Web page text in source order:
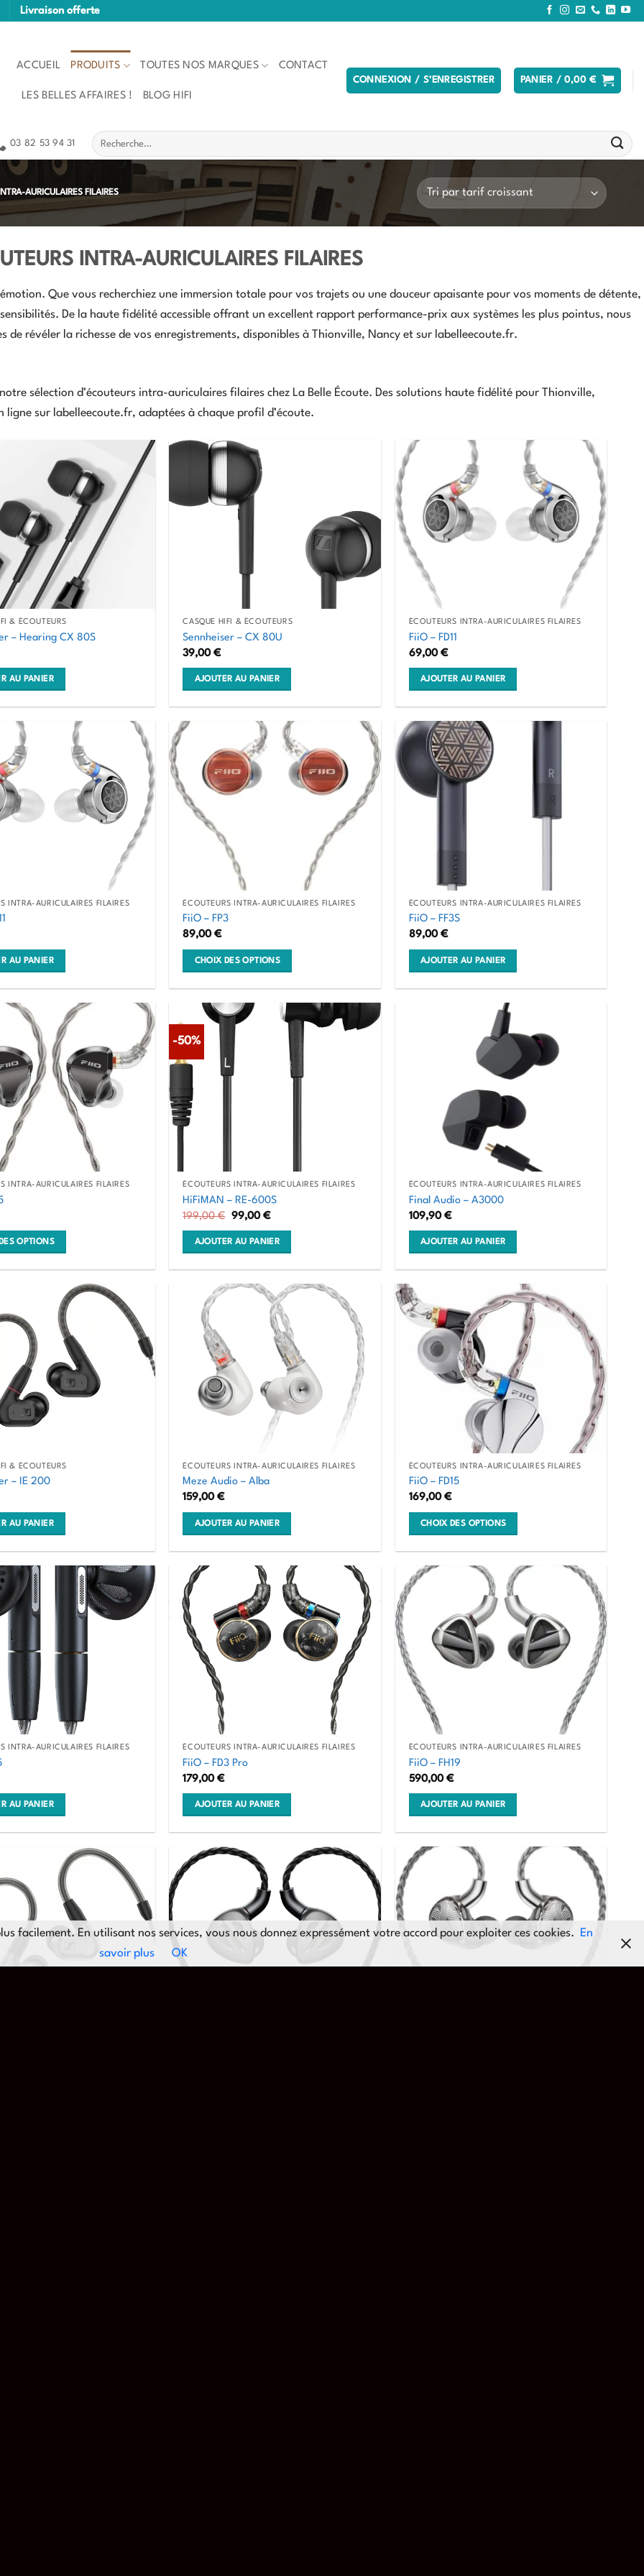
Livraison offerte
ACCUEIL PRODUITS TOUTES NOS MARQUES CONTACT
LES BELLES AFFAIRES ! BLOG HIFI
CONNEXION / S’ENREGISTRER PANIER /0,00 €
03 82 53 94 31
Recherche
pour :
AURICULAIRES FILAIRES
INTRA-AURICULAIRES FILAIRES
Que vous recherchiez une immersion totale pour vos trajets ou une douceur apaisante pour vos moments de détente,
De la haute fidélité accessible offrant un excellent rapport performance-prix aux systèmes les plus pointus, nous
de révéler la richesse de vos enregistrements, disponibles à Thionville, Nancy et sur labelleecoute.fr.
sélection d’écouteurs intra-auriculaires filaires chez La Belle Écoute. Des solutions haute fidélité pour Thionville,
ligne sur labelleecoute.fr, adaptées à chaque profil d’écoute.
& ÉCOUTEURS
– Hearing CX 80S
AU PANIER
CASQUE HIFI & ÉCOUTEURS
Sennheiser – CX 80U
39,00€
AJOUTER AU PANIER
ÉCOUTEURS INTRA-AURICULAIRES FILAIRES
FiiO – FD11
69,00 €
AJOUTER AU PANIER
INTRA-AURICULAIRES FILAIRES
AU PANIER
ÉCOUTEURS INTRA-AURICULAIRES FILAIRES
FiiO – FP3
89,00€
CHOIX DES OPTIONS
plusieurs
variations.
Les
options
peuvent
être
choisies
page
du
produit
ÉCOUTEURS INTRA-AURICULAIRES FILAIRES
FiiO – FF3S
89,00 €
AJOUTER AU PANIER
INTRA-AURICULAIRES FILAIRES
OPTIONS
-50%
ÉCOUTEURS INTRA-AURICULAIRES FILAIRES
HiFiMAN – RE-600S
199,00€
Le
initial
était :
99,00€Le
actuel
est :
AJOUTER AU PANIER
ÉCOUTEURS INTRA-AURICULAIRES FILAIRES
Final Audio – A3000
109,90 €
AJOUTER AU PANIER
& ÉCOUTEURS
– IE 200
AU PANIER
ÉCOUTEURS INTRA-AURICULAIRES FILAIRES
Meze Audio – Alba
159,00€
AJOUTER AU PANIER
ÉCOUTEURS INTRA-AURICULAIRES FILAIRES
FiiO – FD15
169,00 €
CHOIX DES OPTIONS
a
plusieurs
variations.
options
peuvent
être
choisies
page
du
produit
INTRA-AURICULAIRES FILAIRES
AU PANIER
ÉCOUTEURS INTRA-AURICULAIRES FILAIRES
FiiO – FD3 Pro
179,00€
AJOUTER AU PANIER
ÉCOUTEURS INTRA-AURICULAIRES FILAIRES
FiiO – FH19
590,00 €
AJOUTER AU PANIER
facilement. En utilisant nos services, vous nous donnez expressément votre accord pour exploiter ces cookies.
En
savoir plus
OK